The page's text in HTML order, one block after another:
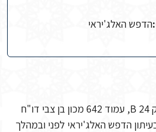
הדפש האלג'יראי
ארכיון ראול כהן-חדאד, תיק B 24, עמוד 642 מכון בן צבי דו"ח
מתאריך 7/5/1940 בעיתון הדפש האלג'יראי לפני ובמהלך